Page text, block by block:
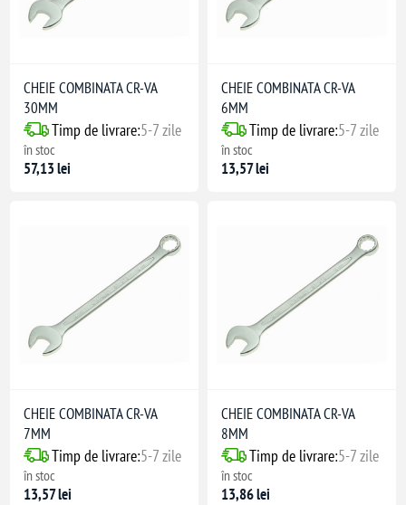
CHEIE COMBINATA CR-VA
30MM
Timp de livrare:5-7 zile
în stoc
57,13 lei
CHEIE COMBINATA CR-VA
6MM
Timp de livrare:5-7 zile
în stoc
13,57 lei
CHEIE COMBINATA CR-VA
7MM
Timp de livrare:5-7 zile
în stoc
13,57 lei
CHEIE COMBINATA CR-VA
8MM
Timp de livrare:5-7 zile
în stoc
13,86 lei